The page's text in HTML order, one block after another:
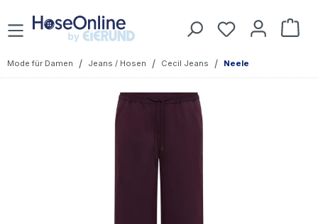
Zum Hauptinhalt springen Du hast 0
Mode für Damen / Jeans / Hosen / Cecil Jeans / Neele
Bildergalerie überspringen